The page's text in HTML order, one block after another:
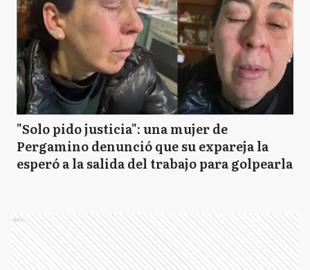
"Solo pido justicia": una mujer de
Pergamino denunció que su expareja la
esperó a la salida del trabajo para golpearla
Ads